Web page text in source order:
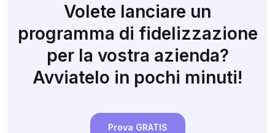
Volete lanciare un
programma di fidelizzazione
per la vostra azienda?
Avviatelo in pochi minuti!
Prova GRATIS